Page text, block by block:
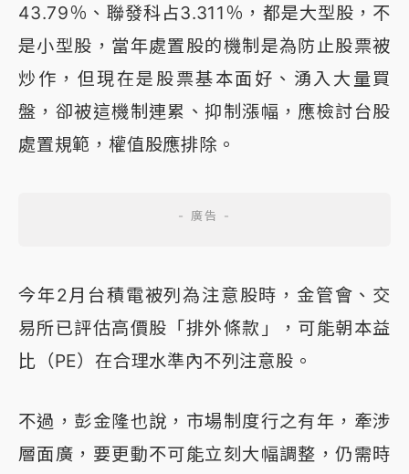
43.79％、聯發科占3.311％，都是大型股，不
是小型股，當年處置股的機制是為防止股票被
炒作，但現在是股票基本面好、湧入大量買
盤，卻被這機制連累、抑制漲幅，應檢討台股
處置規範，權值股應排除。
今年2月台積電被列為注意股時，金管會、交
易所已評估高價股「排外條款」，可能朝本益
比（PE）在合理水準內不列注意股。
不過，彭金隆也說，市場制度行之有年，牽涉
層面廣，要更動不可能立刻大幅調整，仍需時